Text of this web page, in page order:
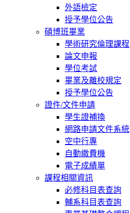
外語檢定
授予學位公告
碩博班畢業
學術研究倫理課程
論文申報
學位考試
畢業及離校規定
授予學位公告
證件/文件申請
學生證補換
網路申請文件系統
空中行專
自動繳費機
電子成績單
課程相關資訊
必修科目表查詢
輔系科目表查詢